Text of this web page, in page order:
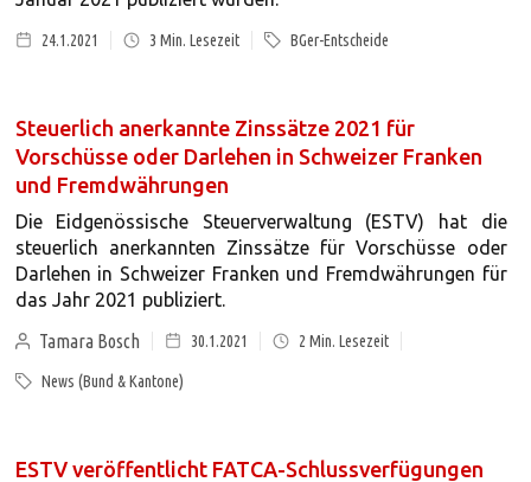
24.1.2021 3 Min. Lesezeit BGer-Entscheide
Steuerlich anerkannte Zinssätze 2021 für
Vorschüsse oder Darlehen in Schweizer Franken
und Fremdwährungen
Die Eidgenössische Steuerverwaltung (ESTV) hat die
steuerlich anerkannten Zinssätze für Vorschüsse oder
Darlehen in Schweizer Franken und Fremdwährungen für
das Jahr 2021 publiziert.
Tamara Bosch
30.1.2021 2 Min. Lesezeit
News (Bund & Kantone)
ESTV veröffentlicht FATCA-Schlussverfügungen